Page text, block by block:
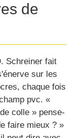
de
Schreiner fait
sur les
chaque fois
pvc. «
colle » pense-
faire mieux ? »